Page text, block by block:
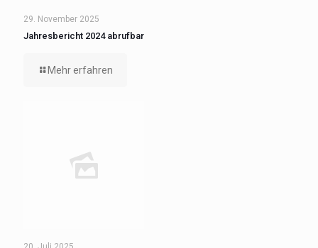
29. November 2025
Jahresbericht 2024 abrufbar
Mehr erfahren